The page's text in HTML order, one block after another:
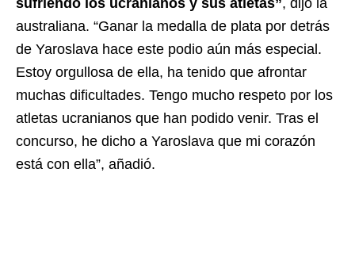
sufriendo los ucranianos y sus atletas”, dijo la
australiana. “Ganar la medalla de plata por detrás
de Yaroslava hace este podio aún más especial.
Estoy orgullosa de ella, ha tenido que afrontar
muchas dificultades. Tengo mucho respeto por los
atletas ucranianos que han podido venir. Tras el
concurso, he dicho a Yaroslava que mi corazón
está con ella”, añadió.